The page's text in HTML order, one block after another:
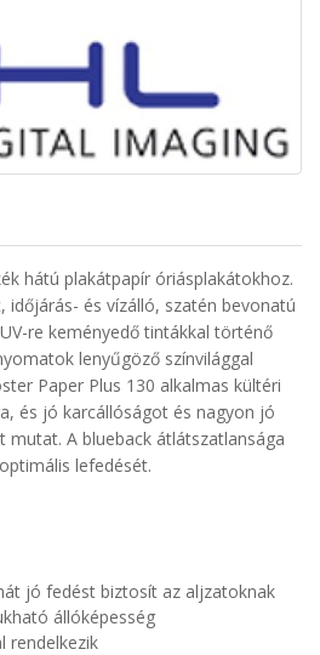
hátú plakátpapír óriásplakátokhoz.
időjárás- és vízálló, szatén bevonatú
re keményedő tintákkal történő
lenyűgöző színvilággal
Paper Plus 130 alkalmas kültéri
és jó karcállóságot és nagyon jó
mutat. A blueback átlátszatlansága
lefedését.
jó fedést biztosít az aljzatoknak
állóképesség
rendelkezik